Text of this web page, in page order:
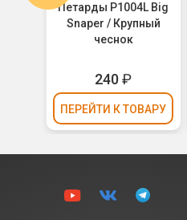
Петарды P1004L Big
Snaper / Крупный
чеснок
240₽
ПЕРЕЙТИ К ТОВАРУ